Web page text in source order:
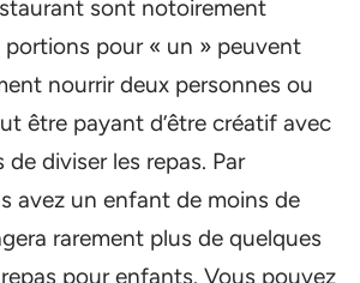
sont notoirement
portions pour « un » peuvent
nourrir deux personnes ou
être payant d’être créatif avec
diviser les repas. Par
avez un enfant de moins de
rarement plus de quelques
pour enfants. Vous pouvez